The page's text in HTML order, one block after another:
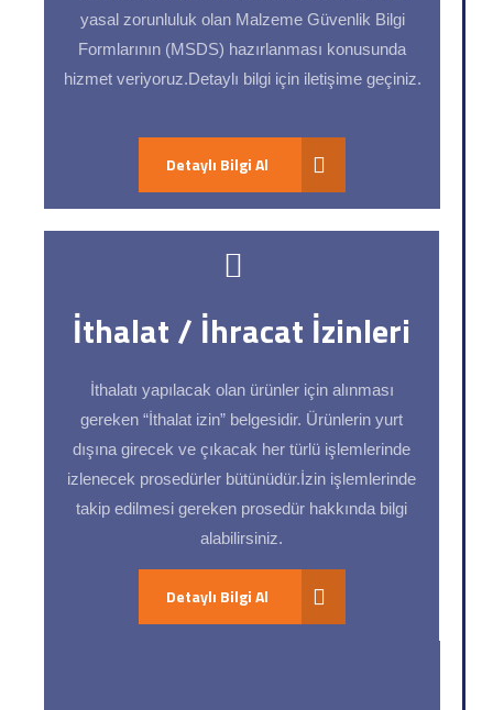
yasal zorunluluk olan Malzeme Güvenlik Bilgi
Formlarının (MSDS) hazırlanması konusunda
hizmet veriyoruz.Detaylı bilgi için iletişime geçiniz.
Detaylı Bilgi Al
İthalat / İhracat İzinleri
İthalatı yapılacak olan ürünler için alınması
gereken “İthalat izin” belgesidir. Ürünlerin yurt
dışına girecek ve çıkacak her türlü işlemlerinde
izlenecek prosedürler bütünüdür.İzin işlemlerinde
takip edilmesi gereken prosedür hakkında bilgi
alabilirsiniz.
Detaylı Bilgi Al